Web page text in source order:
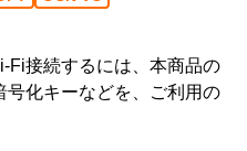
Fi接続するには、本商品の
化キーなどを、ご利用の